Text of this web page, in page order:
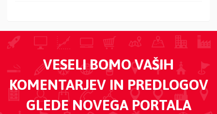
VESELI BOMO VAŠIH
KOMENTARJEV IN PREDLOGOV
GLEDE NOVEGA PORTALA